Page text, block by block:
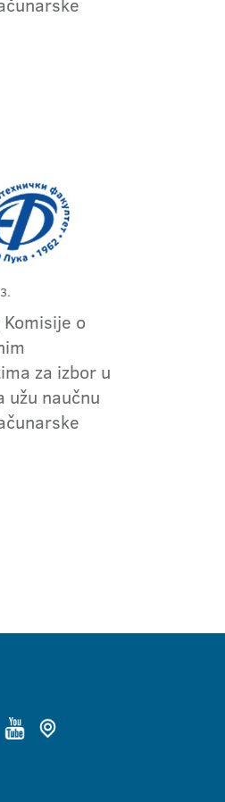
o
za izbor u
užu naučnu